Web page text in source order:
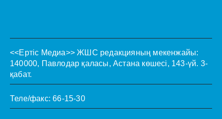
<<Ертіс Медиа>> ЖШС редакцияның мекенжайы:
140000, Павлодар қаласы, Астана көшесі, 143-үй. 3-
қабат.
Теле/факс: 66-15-30